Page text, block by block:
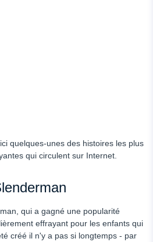
quelques-unes des histoires les plus
qui circulent sur Internet.
qui a gagné une popularité
effrayant pour les enfants qui
créé il n'y a pas si longtemps - par